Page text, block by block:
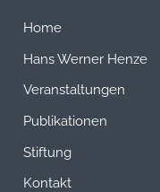
Home
Hans Werner Henze
Veranstaltungen
Publikationen
Stiftung
Kontakt